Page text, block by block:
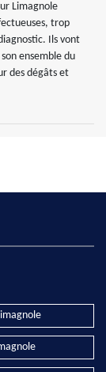
Limagnole
trop
Ils vont
ensemble du
des dégâts et